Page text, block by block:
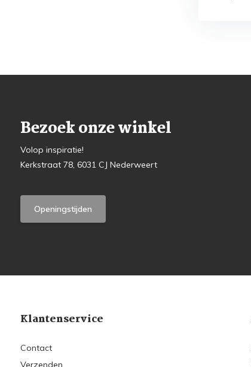
Bezoek onze winkel
Volop inspiratie!
Kerkstraat 78, 6031 CJ Nederweert
Openingstijden
Klantenservice
Contact
Verzenden